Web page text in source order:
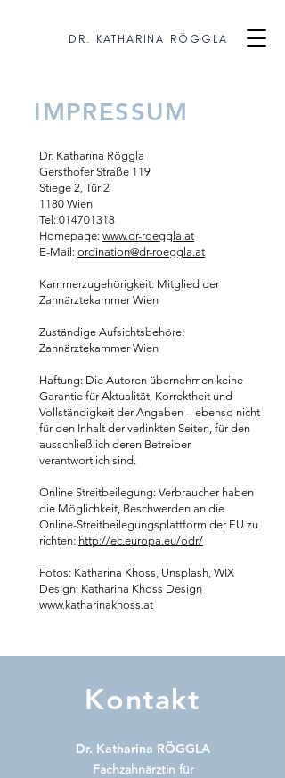
DR. KATHARINA RÖGGLA
IMPRESSUM
Dr. Katharina Röggla
Gersthofer Straße 119
Stiege 2, Tür 2
1180 Wien
Tel: 014701318
Homepage: www.dr-roeggla.at
E-Mail: ordination@dr-roeggla.at
Kammerzugehörigkeit: Mitglied der
Zahnärztekammer Wien
Zuständige Aufsichtsbehöre:
Zahnärztekammer Wien
Haftung: Die Autoren übernehmen keine
Garantie für Aktualität, Korrektheit und
Vollständigkeit der Angaben – ebenso nicht
für den Inhalt der verlinkten Seiten, für den
ausschließlich deren Betreiber
verantwortlich sind.
Online Streitbeilegung: Verbraucher haben
die Möglichkeit, Beschwerden an die
Online-Streitbeilegungsplattform der EU zu
richten: http://ec.europa.eu/odr/
Fotos: Katharina Khoss, Unsplash, WIX
Design: Katharina Khoss Design
www.katharinakhoss.at
Kontakt
Dr. Katharina RÖGGLA
Fachzahnärztin für